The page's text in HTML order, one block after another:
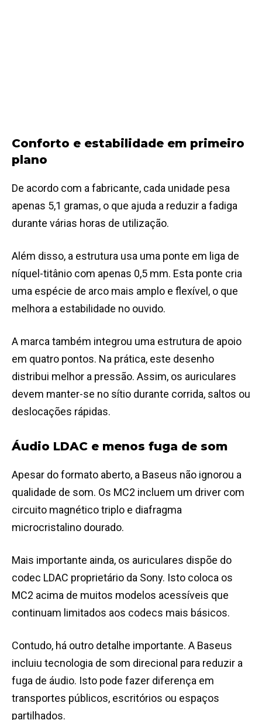
Conforto e estabilidade em primeiro
plano
De acordo com a fabricante, cada unidade pesa
apenas 5,1 gramas, o que ajuda a reduzir a fadiga
durante várias horas de utilização.
Além disso, a estrutura usa uma ponte em liga de
níquel-titânio com apenas 0,5 mm. Esta ponte cria
uma espécie de arco mais amplo e flexível, o que
melhora a estabilidade no ouvido.
A marca também integrou uma estrutura de apoio
em quatro pontos. Na prática, este desenho
distribui melhor a pressão. Assim, os auriculares
devem manter-se no sítio durante corrida, saltos ou
deslocações rápidas.
Áudio LDAC e menos fuga de som
Apesar do formato aberto, a Baseus não ignorou a
qualidade de som. Os MC2 incluem um driver com
circuito magnético triplo e diafragma
microcristalino dourado.
Mais importante ainda, os auriculares dispõe do
codec LDAC proprietário da Sony. Isto coloca os
MC2 acima de muitos modelos acessíveis que
continuam limitados aos codecs mais básicos.
Contudo, há outro detalhe importante. A Baseus
incluiu tecnologia de som direcional para reduzir a
fuga de áudio. Isto pode fazer diferença em
transportes públicos, escritórios ou espaços
partilhados.